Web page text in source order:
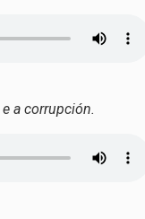
a corrupción.